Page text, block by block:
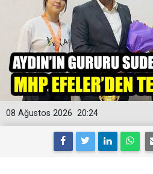
20:24
08 Ağustos 2026